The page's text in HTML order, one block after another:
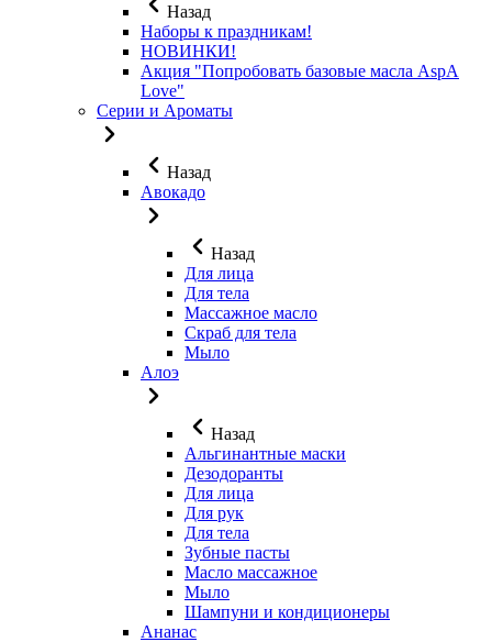
Назад
Наборы к праздникам!
НОВИНКИ!
Акция "Попробовать базовые масла AspA
Love"
Серии и Ароматы
Назад
Авокадо
Назад
Для лица
Для тела
Массажное масло
Скраб для тела
Мыло
Алоэ
Назад
Альгинантные маски
Дезодоранты
Для лица
Для рук
Для тела
Зубные пасты
Масло массажное
Мыло
Шампуни и кондиционеры
Ананас